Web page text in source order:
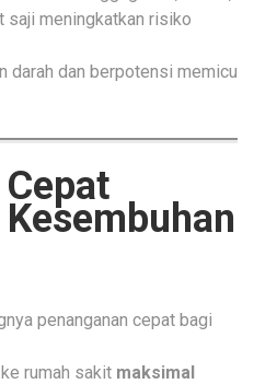
saji meningkatkan risiko
darah dan berpotensi memicu
penanganan cepat bagi
rumah sakit maksimal